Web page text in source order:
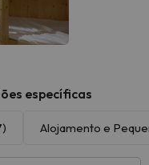
específicas
Alojamento e